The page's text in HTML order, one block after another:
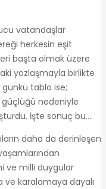
vatandaşlar
herkesin eşit
başta olmak üzere
yozlaşmayla birlikte
günkü tablo ise;
güçlüğü nedeniyle
İşte sonuç bu…
daha da derinleşen
ve milli duygular
karalamaya dayalı